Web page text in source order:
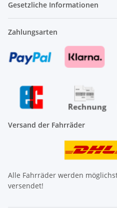
Gesetzliche Informationen
Zahlungsarten
Versand der Fahrräder
Alle Fahrräder werden
versendet!